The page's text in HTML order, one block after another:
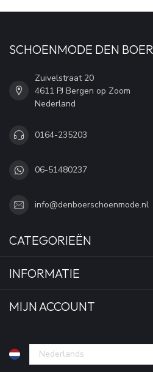
SCHOENMODE DEN BOER
Zuivelstraat 20
4611 PJ Bergen op Zoom
Nederland
0164-235203
06-51480237
info@denboerschoenmode.nl
CATEGORIEËN
INFORMATIE
MIJN ACCOUNT